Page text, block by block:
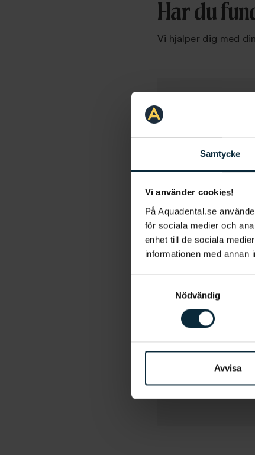
Samtycke
Vi använder cookies!
På Aquadental.se
för sociala medier och
enhet till de sociala
informationen med annan
Nödvändig
Avvisa
Har du
Vi hjälper dig med
E-post*
Vill du få hjälp av
Jag
Jag godkänner,